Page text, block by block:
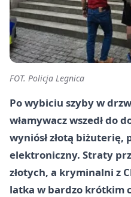
FOT. Policja Legnica
Po wybiciu szyby w
włamywacz wszedł do
wyniósł złotą biżuterię,
elektroniczny. Straty
złotych, a kryminalni z
latka w bardzo krótkim